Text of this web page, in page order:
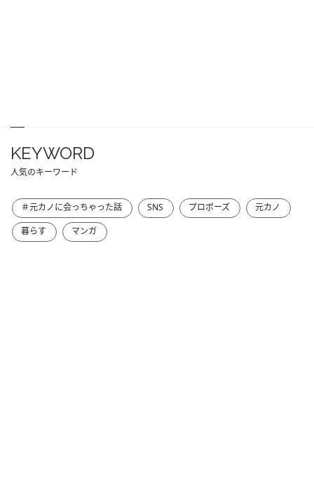
KEYWORD
人気のキーワード
＃元カノに会っちゃった話 SNS プロポーズ
元カノ
暮らす
マンガ